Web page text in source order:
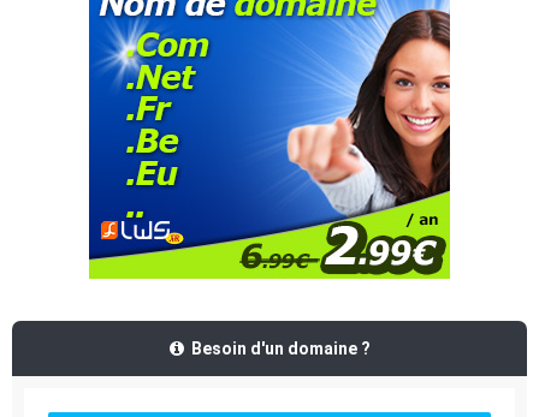
Besoin d'un domaine ?